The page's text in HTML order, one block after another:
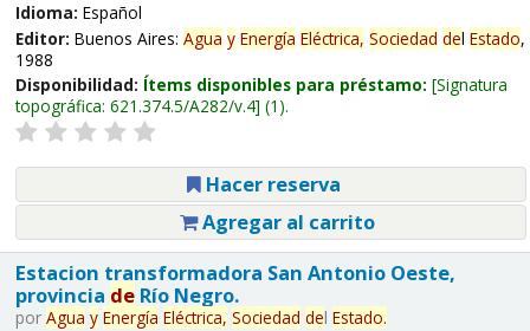
Idioma: Español
Editor: Buenos Aires: Agua y Energía Eléctrica, Sociedad del Estado,
1988
Disponibilidad: Ítems disponibles para préstamo: Signatura
topográfica: 621.374.5/A282/v.4 (1).
Hacer reserva
Agregar al carrito
Estacion transformadora San Antonio Oeste,
provincia deRío Negro.
por Agua y Energía Eléctrica, Sociedad del Estado.